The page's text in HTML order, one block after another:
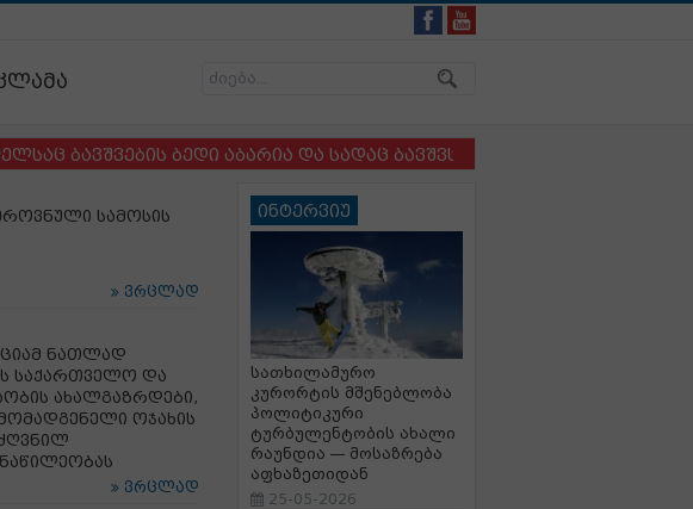
ბედი აბარია და სადაც ბავშვსა და ძაღლს ერთმანეთისგან
სამოსის
ვრცლად
ნათლად
საქართველო და
ახალგაზრდები,
ოჯახის
ვრცლად
ინტერვიუ
სათხილამურო
კურორტის მშენებლობა
პოლიტიკური
ტურბულენტობის ახალი
რაუნდია — მოსაზრება
აფხაზეთიდან
25-05-2026